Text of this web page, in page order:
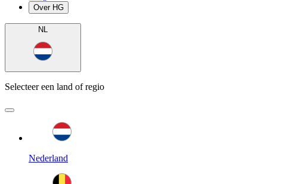
Over HG
NL
Selecteer een land of regio
Nederland